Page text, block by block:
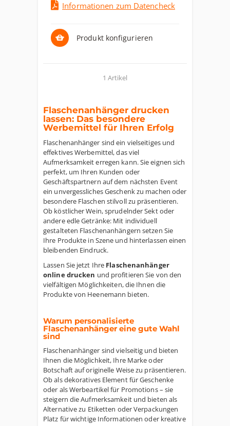
Informationen zum Datencheck
Produkt konfigurieren
1 Artikel
Flaschenanhänger drucken
lassen: Das besondere
Werbemittel für Ihren Erfolg
Flaschenanhänger sind ein vielseitiges und
effektives Werbemittel, das viel
Aufmerksamkeit erregen kann. Sie eignen sich
perfekt, um Ihren Kunden oder
Geschäftspartnern auf dem nächsten Event
ein unvergessliches Geschenk zu machen oder
besondere Flaschen stilvoll zu präsentieren.
Ob köstlicher Wein, sprudelnder Sekt oder
andere edle Getränke: Mit individuell
gestalteten Flaschenanhängern setzen Sie
Ihre Produkte in Szene und hinterlassen einen
bleibenden Eindruck.
Lassen Sie jetzt Ihre Flaschenanhänger
online drucken und profitieren Sie von den
vielfältigen Möglichkeiten, die Ihnen die
Produkte von Heenemann bieten.
Warum personalisierte
Flaschenanhänger eine gute Wahl
sind
Flaschenanhänger sind vielseitig und bieten
Ihnen die Möglichkeit, Ihre Marke oder
Botschaft auf originelle Weise zu präsentieren.
Ob als dekoratives Element für Geschenke
oder als Werbeartikel für Promotions – sie
steigern die Aufmerksamkeit und bieten als
Alternative zu Etiketten oder Verpackungen
Platz für wichtige Informationen oder kreative